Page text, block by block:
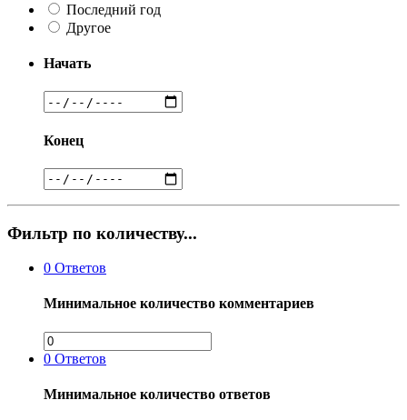
Последний год
Другое
Начать
Конец
Фильтр по количеству...
0 Ответов
Минимальное количество комментариев
0 Ответов
Минимальное количество ответов